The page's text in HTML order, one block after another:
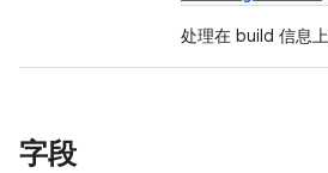
处理在 build 信息上
字段